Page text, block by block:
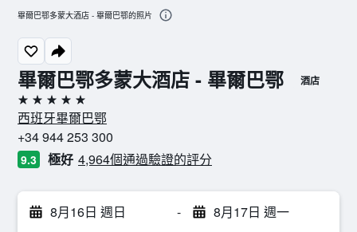
畢爾巴鄂多蒙大酒店 - 畢爾巴鄂 酒店
5星級
西班牙畢爾巴鄂
+34 944 253 300
9.3 極好 4,964個通過驗證的評分
8月16日 週日 - 8月17日 週一
畢爾巴鄂多蒙大酒店 - 畢爾巴鄂的照片